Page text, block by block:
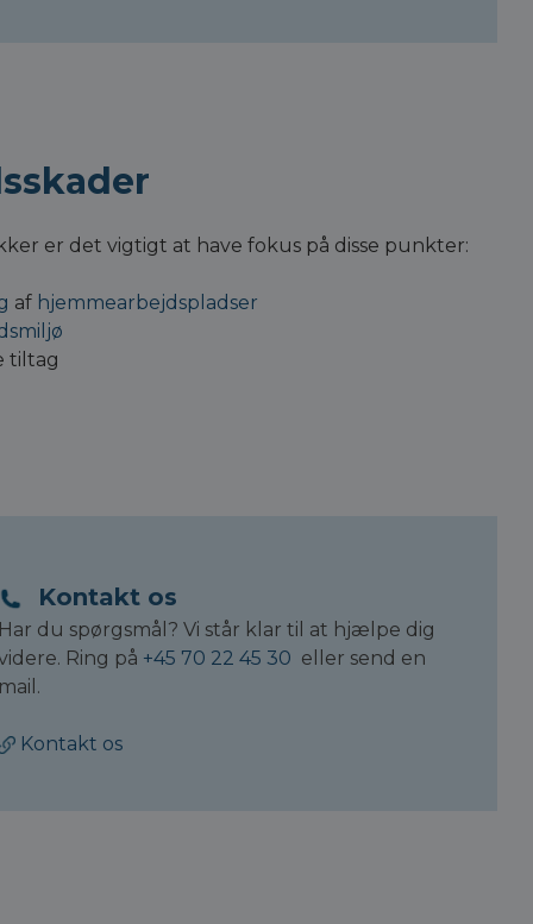
er det vigtigt at have fokus på disse punkter:
af hjemmearbejdspladser
tiltag
Kontakt os
Har du spørgsmål? Vi står klar til at hjælpe dig
Ring på +45 70 22 45 30 eller send en
mail.
Kontakt os